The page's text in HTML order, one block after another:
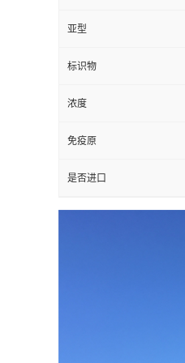
亚型
标识物
浓度
免疫原
是否进口